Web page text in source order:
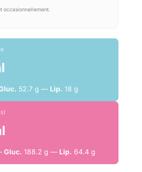
occasionnellement.
52.7 g — Lip. 18 g
Gluc. 188.2 g — Lip. 64.4 g